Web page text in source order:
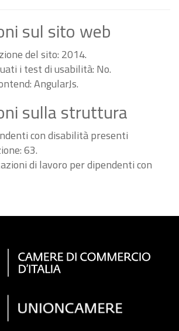
sul sito web
del sito: 2014.
i test di usabilità: No.
AngularJs.
sulla struttura
con disabilità presenti
63.
di lavoro per dipendenti con